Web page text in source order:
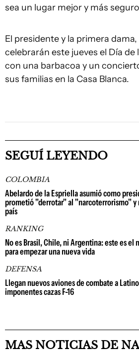
sea un lugar mejor y más
El presidente y la primera
celebrarán este jueves el Día de
con una barbacoa y un
sus familias en la Casa Blanca.
SEGUÍ LEYENDO
COLOMBIA
Abelardo de la Espriella asumió como
prometió "derrotar" al "narcoterrorismo" y
país
RANKING
No es Brasil, Chile, ni Argentina: este es el
para empezar una nueva vida
DEFENSA
Llegan nuevos aviones de combate a
imponentes cazas F-16
MAS NOTICIAS DE